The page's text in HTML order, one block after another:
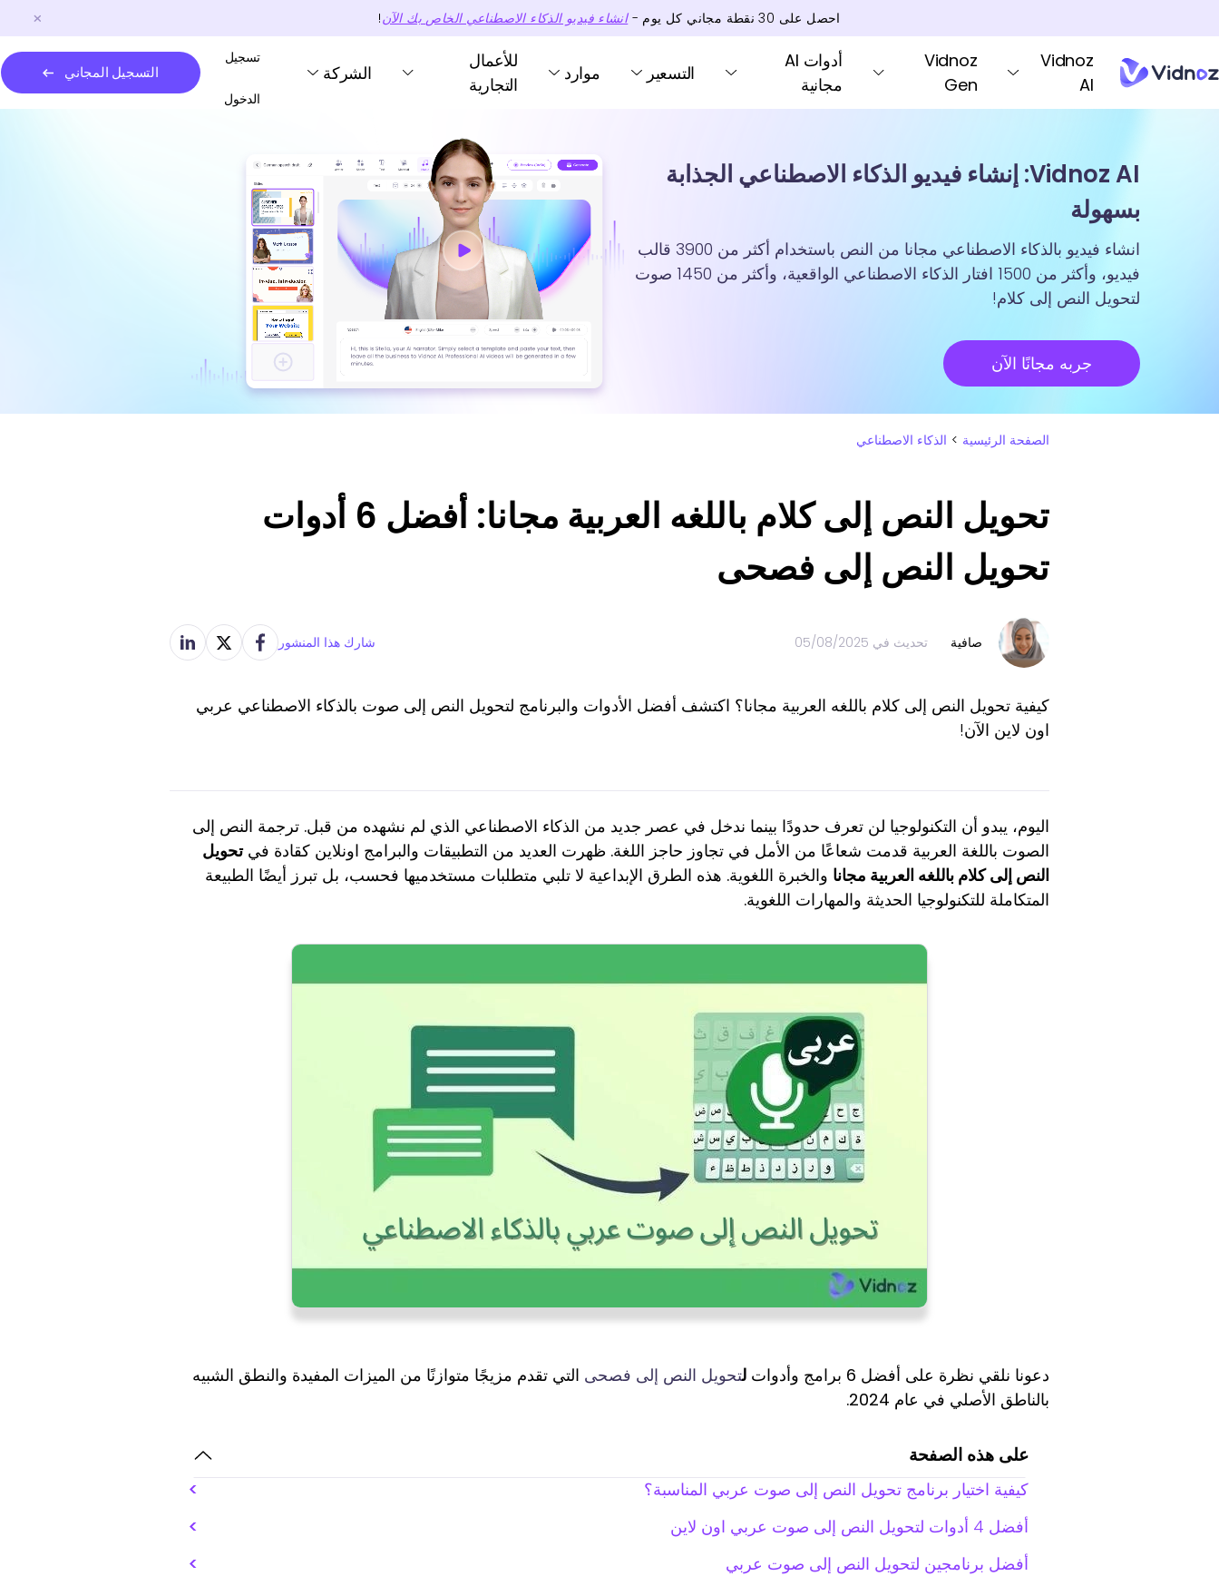
احصل على 30 نقطة مجاني كل يوم -انشاء فيديو الذكاء الاصطناعي الخاص بك الآن!
Vidnoz
AI
Vidnoz
Gen
أدوات AI
مجانية
التسعير موارد
للأعمال
التجارية
الشركة
تسجيل
الدخول
التسجيل المجاني
Vidnoz AI: إنشاء فيديو الذكاء الاصطناعي الجذابة
بسهولة
انشاء فيديو بالذكاء الاصطناعي مجانا من النص باستخدام أكثر من 3900 قالب
فيديو، وأكثر من 1500 افتار الذكاء الاصطناعي الواقعية، وأكثر من 1450 صوت
لتحويل النص إلى كلام!
جربه مجانًا الآن
الصفحة الرئيسية > الذكاء الاصطناعي
تحويل النص إلى كلام باللغه العربية مجانا: أفضل 6 أدوات
تحويل النص إلى فصحى
صافية تحديث في 05/08/2025 شارك هذا المنشور
كيفية تحويل النص إلى كلام باللغه العربية مجانا؟ اكتشف أفضل الأدوات والبرنامج لتحويل النص إلى صوت بالذكاء الاصطناعي عربي
اون لاين الآن!
اليوم، يبدو أن التكنولوجيا لن تعرف حدودًا بينما ندخل في عصر جديد من الذكاء الاصطناعي الذي لم نشهده من قبل. ترجمة النص إلى
الصوت باللغة العربية قدمت شعاعًا من الأمل في تجاوز حاجز اللغة. ظهرت العديد من التطبيقات والبرامج اونلاين كقادة فيتحويل
النص إلى كلام باللغه العربية مجانا والخبرة اللغوية. هذه الطرق الإبداعية لا تلبي متطلبات مستخدميها فحسب، بل تبرز أيضًا الطبيعة
المتكاملة للتكنولوجيا الحديثة والمهارات اللغوية.
دعونا نلقي نظرة على أفضل 6 برامج وأدوات لتحويل النص إلى فصحى التي تقدم مزيجًا متوازنًا من الميزات المفيدة والنطق الشبيه
بالناطق الأصلي في عام 2024.
على هذه الصفحة
كيفية اختيار برنامج تحويل النص إلى صوت عربي المناسبة؟
أفضل 4 أدوات لتحويل النص إلى صوت عربي اون لاين
أفضل برنامجين لتحويل النص إلى صوت عربي